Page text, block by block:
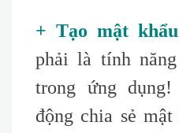
+ Tạo mật
phải là tính
trong ứng
động chia sẻ